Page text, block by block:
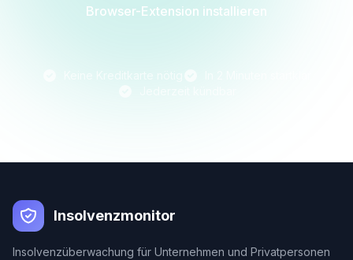
Browser-Extension installieren
Insolvenzmonitor
Insolvenzüberwachung für Unternehmen und Privatpersonen